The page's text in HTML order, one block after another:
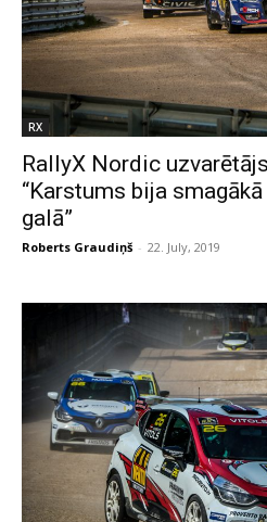
RX
RallyX Nordic
“Karstums bija
galā”
Roberts Graudiņš - 22. July, 2019